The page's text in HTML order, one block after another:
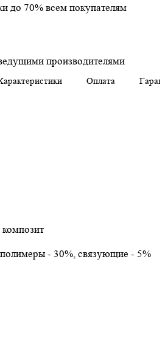
до 70% всем покупателям
производителями
Оплата
- 30%, связующие - 5%